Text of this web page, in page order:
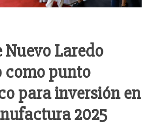
Nuevo Laredo
como punto
para inversión en
2025